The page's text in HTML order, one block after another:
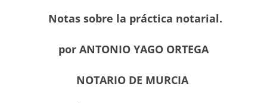
Notas sobre la práctica notarial.
por ANTONIO YAGO ORTEGA
NOTARIO DE MURCIA